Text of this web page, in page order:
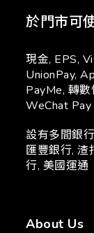
於門市可
現金, EPS,
UnionPay,
PayMe, 轉
WeChat
設有多間銀
匯豐銀行, 渣
行, 美國運通
About Us